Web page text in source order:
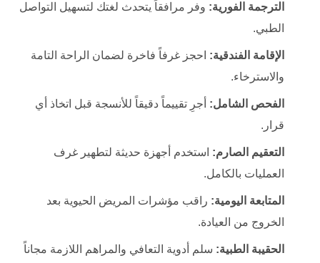
الترجمة الفورية: وفر مرافقاً يتحدث لغتك لتسهيل التواصل
الطبي.
الإقامة الفندقية: احجز غرفاً فاخرة لضمان الراحة التامة
والاسترخاء.
الفحص الشامل: أجرِ تقييماً دقيقاً للأنسجة قبل اتخاذ أي
قرار.
التعقيم الصارم: استخدم أجهزة حديثة لتطهير غرف
العمليات بالكامل.
المتابعة اليومية: راقب مؤشرات المريض الحيوية بعد
الخروج من العيادة.
الحقيبة الطبية: سلم أدوية التعافي والمراهم اللازمة مجاناً